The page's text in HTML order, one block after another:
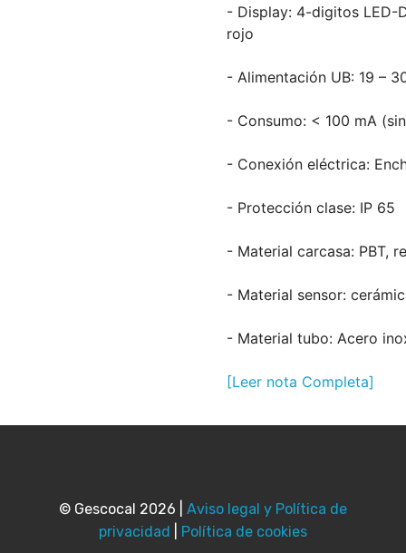
- Display: 4-digitos LED-
rojo
- Alimentación UB: 19 –
- Consumo: < 100 mA
- Conexión eléctrica:
- Protección clase: IP 65
- Material carcasa: PBT,
- Material sensor:
- Material tubo: Acero
[Leer nota Completa]
© Gescocal 2026 | Aviso legal y Política de
privacidad
Política de cookies